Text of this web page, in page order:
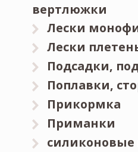
вертлюжки
Лески
Лески
Подсадки,
Поплавки,
Прикормка
Приманки